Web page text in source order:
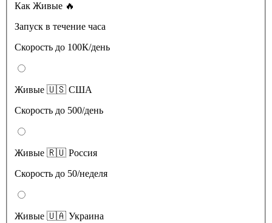
Как Живые 🔥
Запуск в течение часа
Скорость до 100К/день
Живые 🇺🇸 США
Скорость до 500/день
Живые 🇷🇺 Россия
Скорость до 50/неделя
Живые 🇺🇦 Украина